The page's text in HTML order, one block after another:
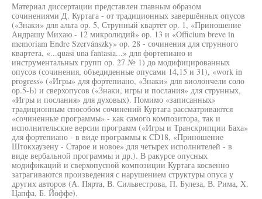
Материал диссертации представлен главным образом
сочинениями Д. Куртага - от традиционных завершённых опусов
(«Знаки» для альта ор. 5, Струнный квартет op. 1, «Приношение
Андрашу Михаю - 12 микролюдий» ор. 13 и «Officium breve in
memoriam Endre Szervánszky» op. 28 - сочинения для струнного
квартета, «...quasi una fantasia...» для фортепиано и
инструментальных групп ор. 27 № 1) до модифицированных
опусов (сочинения, объедиденные опусами 14,15 и 31), «work in
progress» («Игры» для фортепиано, «Знаки» для виолончели соло
ор.5-Ь) и сверхопусов («Знаки, игры и послания» для струнных,
«Игры и послания» для духовых). Помимо «записанных»
традиционным способом сочинений Куртага рассматриваются
«сочиненные программы» - как самого композитора, так и
исполнительские версии программ («Игры и Транскрипции Баха»
для фортепиано - в виде программы к CD18, «Приношение
Штокхаузену - Старое и новое» для четырех исполнителей - в
виде вербальной программы и др.). В ракурсе опусных
модификаций и сверхопусной композиции Куртага косвенно
затрагиваются произведения с нарушением структуры опуса у
других авторов (А. Пярта, В. Сильвестрова, П. Булеза, В. Рима, X.
Цапфа, Б. Йоффе).